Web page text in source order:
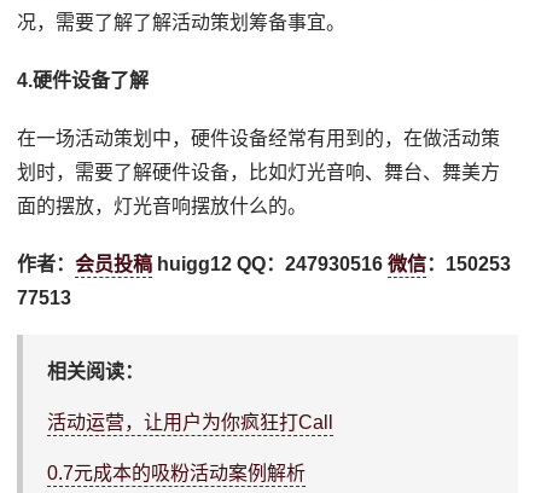
况，需要了解了解活动策划筹备事宜。
4.硬件设备了解
在一场活动策划中，硬件设备经常有用到的，在做活动策
划时，需要了解硬件设备，比如灯光音响、舞台、舞美方
面的摆放，灯光音响摆放什么的。
作者：会员投稿 huigg12 QQ：247930516微信：150253
77513
相关阅读：
活动运营，让用户为你疯狂打Call
0.7元成本的吸粉活动案例解析